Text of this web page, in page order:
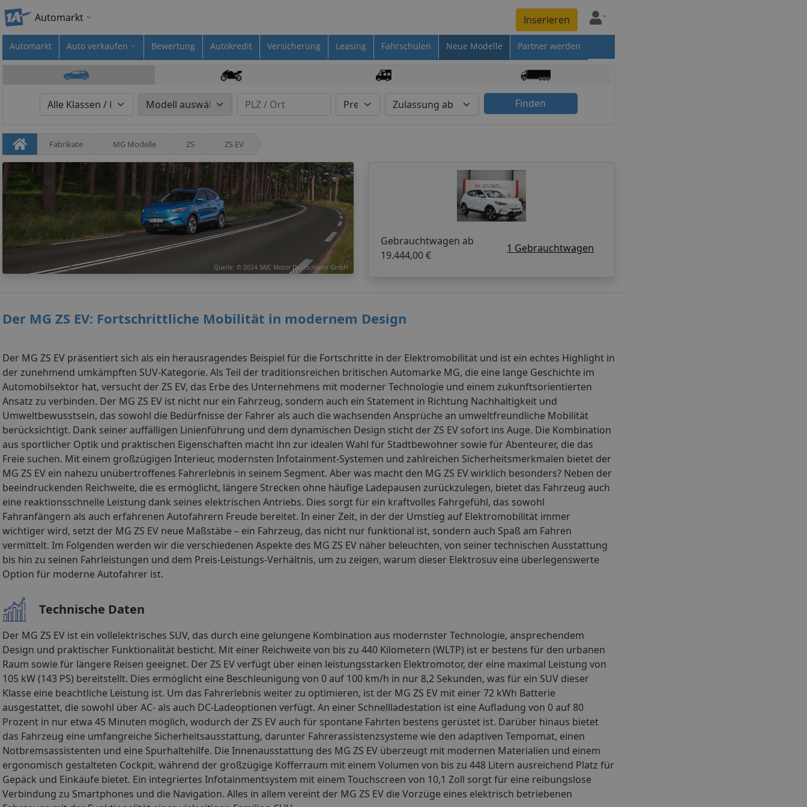
Automarkt Inserieren
Automarkt Auto verkaufen Bewertung Autokredit Versicherung Leasing Fahrschulen Neue Modelle Partner werden
Finden
Fabrikate MG Modelle ZS ZS EV
Quelle: © 2024 SAIC Motor Deutschland GmbH
Gebrauchtwagen ab
19.444,00 €
1 Gebrauchtwagen
Der MG ZS EV: Fortschrittliche Mobilität in modernem Design
Der MG ZS EV präsentiert sich als ein herausragendes Beispiel für die Fortschritte in der Elektromobilität und ist ein echtes Highlight in
der zunehmend umkämpften SUV-Kategorie. Als Teil der traditionsreichen britischen Automarke MG, die eine lange Geschichte im
Automobilsektor hat, versucht der ZS EV, das Erbe des Unternehmens mit moderner Technologie und einem zukunftsorientierten
Ansatz zu verbinden. Der MG ZS EV ist nicht nur ein Fahrzeug, sondern auch ein Statement in Richtung Nachhaltigkeit und
Umweltbewusstsein, das sowohl die Bedürfnisse der Fahrer als auch die wachsenden Ansprüche an umweltfreundliche Mobilität
berücksichtigt. Dank seiner auffälligen Linienführung und dem dynamischen Design sticht der ZS EV sofort ins Auge. Die Kombination
aus sportlicher Optik und praktischen Eigenschaften macht ihn zur idealen Wahl für Stadtbewohner sowie für Abenteurer, die das
Freie suchen. Mit einem großzügigen Interieur, modernsten Infotainment-Systemen und zahlreichen Sicherheitsmerkmalen bietet der
MG ZS EV ein nahezu unübertroffenes Fahrerlebnis in seinem Segment. Aber was macht den MG ZS EV wirklich besonders? Neben der
beeindruckenden Reichweite, die es ermöglicht, längere Strecken ohne häufige Ladepausen zurückzulegen, bietet das Fahrzeug auch
eine reaktionsschnelle Leistung dank seines elektrischen Antriebs. Dies sorgt für ein kraftvolles Fahrgefühl, das sowohl
Fahranfängern als auch erfahrenen Autofahrern Freude bereitet. In einer Zeit, in der der Umstieg auf Elektromobilität immer
wichtiger wird, setzt der MG ZS EV neue Maßstäbe – ein Fahrzeug, das nicht nur funktional ist, sondern auch Spaß am Fahren
vermittelt. Im Folgenden werden wir die verschiedenen Aspekte des MG ZS EV näher beleuchten, von seiner technischen Ausstattung
bis hin zu seinen Fahrleistungen und dem Preis-Leistungs-Verhältnis, um zu zeigen, warum dieser Elektrosuv eine überlegenswerte
Option für moderne Autofahrer ist.
Technische Daten
Der MG ZS EV ist ein vollelektrisches SUV, das durch eine gelungene Kombination aus modernster Technologie, ansprechendem
Design und praktischer Funktionalität besticht. Mit einer Reichweite von bis zu 440 Kilometern (WLTP) ist er bestens für den urbanen
Raum sowie für längere Reisen geeignet. Der ZS EV verfügt über einen leistungsstarken Elektromotor, der eine maximal Leistung von
105 kW (143 PS) bereitstellt. Dies ermöglicht eine Beschleunigung von 0 auf 100 km/h in nur 8,2 Sekunden, was für ein SUV dieser
Klasse eine beachtliche Leistung ist. Um das Fahrerlebnis weiter zu optimieren, ist der MG ZS EV mit einer 72 kWh Batterie
ausgestattet, die sowohl über AC- als auch DC-Ladeoptionen verfügt. An einer Schnellladestation ist eine Aufladung von 0 auf 80
Prozent in nur etwa 45 Minuten möglich, wodurch der ZS EV auch für spontane Fahrten bestens gerüstet ist. Darüber hinaus bietet
das Fahrzeug eine umfangreiche Sicherheitsausstattung, darunter Fahrerassistenzsysteme wie den adaptiven Tempomat, einen
Notbremsassistenten und eine Spurhaltehilfe. Die Innenausstattung des MG ZS EV überzeugt mit modernen Materialien und einem
ergonomisch gestalteten Cockpit, während der großzügige Kofferraum mit einem Volumen von bis zu 448 Litern ausreichend Platz für
Gepäck und Einkäufe bietet. Ein integriertes Infotainmentsystem mit einem Touchscreen von 10,1 Zoll sorgt für eine reibungslose
Verbindung zu Smartphones und die Navigation. Alles in allem vereint der MG ZS EV die Vorzüge eines elektrisch betriebenen